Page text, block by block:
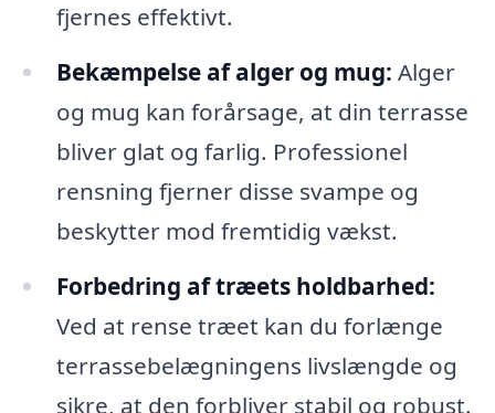
fjernes effektivt.
Bekæmpelse af alger og mug: Alger
og mug kan forårsage, at din terrasse
bliver glat og farlig. Professionel
rensning fjerner disse svampe og
beskytter mod fremtidig vækst.
Forbedring af træets holdbarhed:
Ved at rense træet kan du forlænge
terrassebelægningens livslængde og
sikre, at den forbliver stabil og robust.